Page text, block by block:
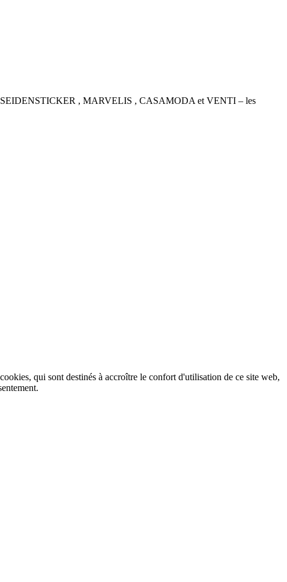
, SEIDENSTICKER , MARVELIS , CASAMODA et VENTI – les
qui sont destinés à accroître le confort d'utilisation de ce site web,